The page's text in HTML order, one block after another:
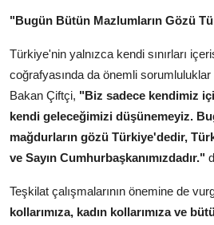
"Bugün Bütün Mazlumların Gözü
Türkiye'nin yalnızca kendi sınırları
coğrafyasında da önemli
Bakan Çiftçi, "Biz sadece kendimiz
kendi geleceğimizi düşünemeyiz.
mağdurların gözü Türkiye'dedir,
ve Sayın Cumhurbaşkanımızdadır."
Teşkilat çalışmalarının önemine de
kollarımıza, kadın kollarımıza ve